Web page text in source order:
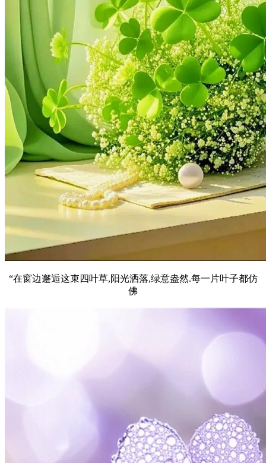
“在窗边邂逅这束四叶草,阳光洒落,绿意盎然.每一片叶子都仿
佛